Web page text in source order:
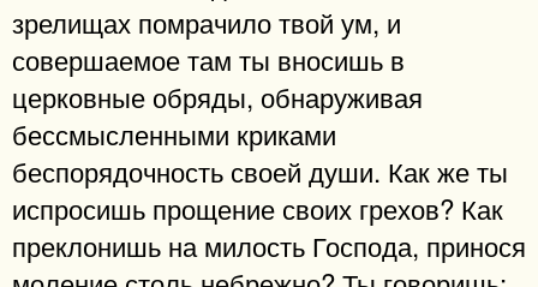
зрелищах помрачило твой ум, и
совершаемое там ты вносишь в
церковные обряды, обнаруживая
бессмысленными криками
беспорядочность своей души. Как же ты
испросишь прощение своих грехов? Как
преклонишь на милость Господа, принося